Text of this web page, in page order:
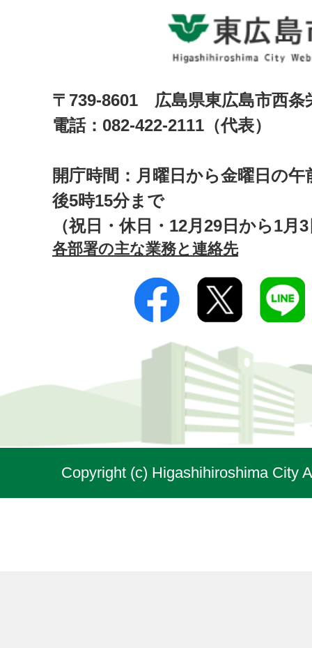
〒739-8601 広島県東広島市西
電話：082-422-2111（代表）
開庁時間：月曜日から金曜日の午
後5時15分まで
（祝日・休日・12月29日から1月
各部署の主な業務と連絡先
Copyright (c) Higashihiroshima City